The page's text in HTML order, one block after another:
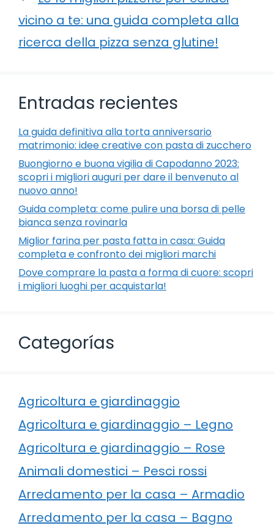
vicino a te: una guida completa alla
ricerca della pizza senza glutine!
Entradas recientes
La guida definitiva alla torta anniversario
matrimonio: idee creative con pasta di zucchero
Buongiorno e buona vigilia di Capodanno 2023:
scopri i migliori auguri per dare il benvenuto al
nuovo anno!
Guida completa: come pulire una borsa di pelle
bianca senza rovinarla
Miglior farina per pasta fatta in casa: Guida
completa e confronto dei migliori marchi
Dove comprare la pasta a forma di cuore: scopri
i migliori luoghi per acquistarla!
Categorías
Agricoltura e giardinaggio
Agricoltura e giardinaggio – Legno
Agricoltura e giardinaggio – Rose
Animali domestici – Pesci rossi
Arredamento per la casa – Armadio
Arredamento per la casa – Bagno